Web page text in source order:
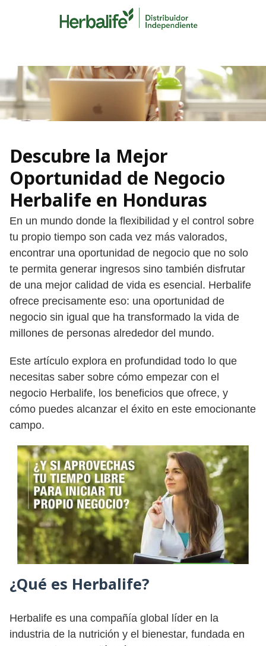
Descubre la Mejor
Oportunidad de Negocio
Herbalife en Honduras
En un mundo donde la flexibilidad y el control sobre
tu propio tiempo son cada vez más valorados,
encontrar una oportunidad de negocio que no solo
te permita generar ingresos sino también disfrutar
de una mejor calidad de vida es esencial. Herbalife
ofrece precisamente eso: una oportunidad de
negocio sin igual que ha transformado la vida de
millones de personas alrededor del mundo.
Este artículo explora en profundidad todo lo que
necesitas saber sobre cómo empezar con el
negocio Herbalife, los beneficios que ofrece, y
cómo puedes alcanzar el éxito en este emocionante
campo.
¿Qué es Herbalife?
Herbalife es una compañía global líder en la
industria de la nutrición y el bienestar, fundada en